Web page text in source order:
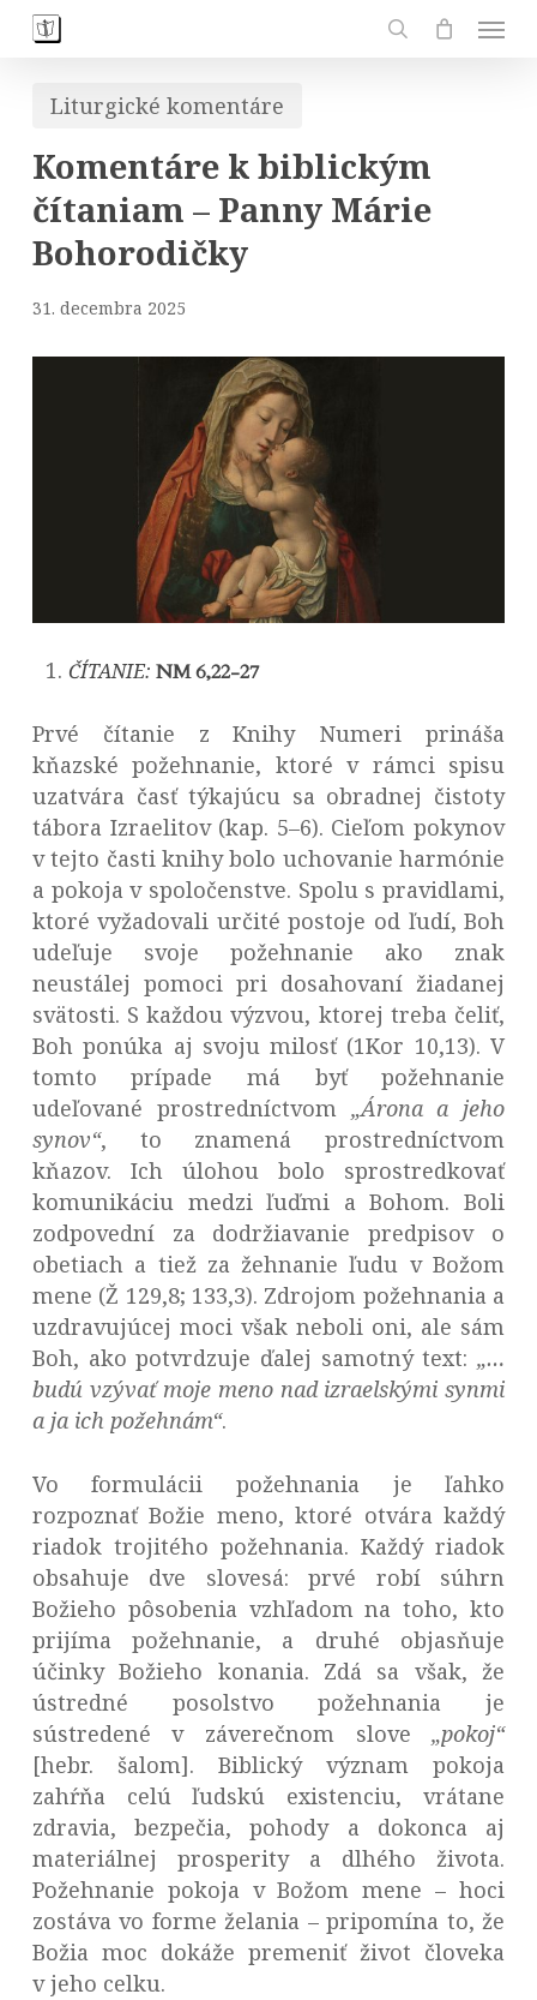
Skip
contentLiturgické komentáre
Komentáre k biblickým
čítaniam – Panny Márie
Bohorodičky
31. decembra 2025
ČÍTANIE: NM 6,22-27
Prvé čítanie z Knihy Numeri prináša
kňazské požehnanie, ktoré v rámci spisu
uzatvára časť týkajúcu sa obradnej čistoty
tábora Izraelitov (kap. 5–6). Cieľom pokynov
v tejto časti knihy bolo uchovanie harmónie
a pokoja v spoločenstve. Spolu s pravidlami,
ktoré vyžadovali určité postoje od ľudí, Boh
udeľuje svoje požehnanie ako znak
neustálej pomoci pri dosahovaní žiadanej
svätosti. S každou výzvou, ktorej treba čeliť,
Boh ponúka aj svoju milosť (1Kor 10,13). V
tomto prípade má byť požehnanie
udeľované prostredníctvom „Árona a jeho
synov“, to znamená prostredníctvom
kňazov. Ich úlohou bolo sprostredkovať
komunikáciu medzi ľuďmi a Bohom. Boli
zodpovední za dodržiavanie predpisov o
obetiach a tiež za žehnanie ľudu v Božom
mene (Ž 129,8; 133,3). Zdrojom požehnania a
uzdravujúcej moci však neboli oni, ale sám
Boh, ako potvrdzuje ďalej samotný text:„…
budú vzývať moje meno nad izraelskými synmi
a ja ich požehnám“.
Vo formulácii požehnania je ľahko
rozpoznať Božie meno, ktoré otvára každý
riadok trojitého požehnania. Každý riadok
obsahuje dve slovesá: prvé robí súhrn
Božieho pôsobenia vzhľadom na toho, kto
prijíma požehnanie, a druhé objasňuje
účinky Božieho konania. Zdá sa však, že
ústredné posolstvo požehnania je
sústredené v záverečnom slove„pokoj“
[hebr. šalom]. Biblický význam pokoja
zahŕňa celú ľudskú existenciu, vrátane
zdravia, bezpečia, pohody a dokonca aj
materiálnej prosperity a dlhého života.
Požehnanie pokoja v Božom mene – hoci
zostáva vo forme želania – pripomína to, že
Božia moc dokáže premeniť život človeka
v jeho celku.